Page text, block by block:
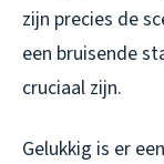
zijn precies de
een bruisende
cruciaal zijn.
Gelukkig is er